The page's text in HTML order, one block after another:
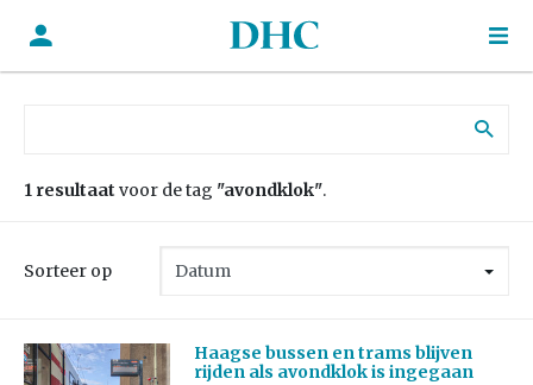
1 resultaat voor de tag "avondklok".
Sorteer op
Haagse bussen en trams blijven
rijden als avondklok is ingegaan